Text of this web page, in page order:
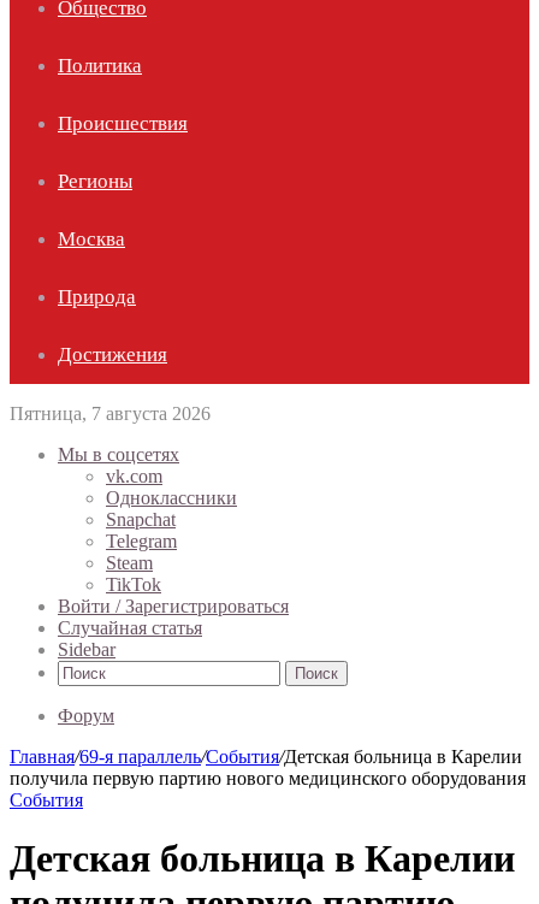
Общество
Политика
Происшествия
Регионы
Москва
Природа
Достижения
Пятница, 7 августа 2026
Мы в соцсетях
vk.com
Одноклассники
Snapchat
Telegram
Steam
TikTok
Войти / Зарегистрироваться
Случайная статья
Sidebar
Поиск
Форум
Главная/69-я параллель/События/Детская больница в Карелии
получила первую партию нового медицинского оборудования
События
Детская больница в Карелии